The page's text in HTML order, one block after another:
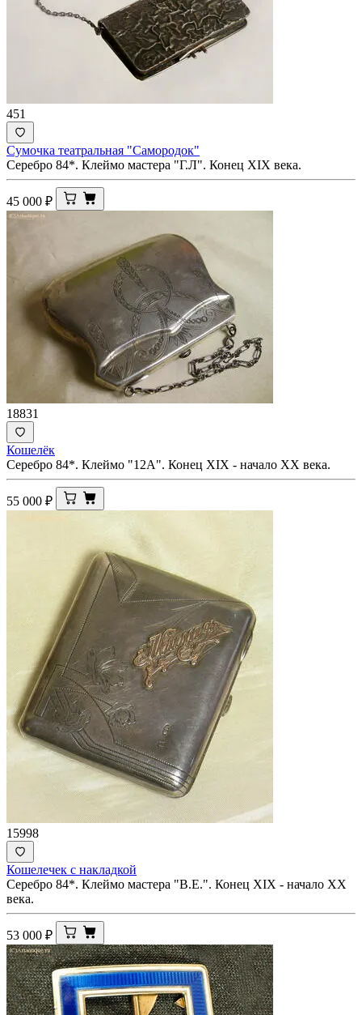
451
Сумочка театральная "Самородок"
Серебро 84*. Клеймо мастера "Г.Л". Конец XIX века.
45 000 ₽
18831
Кошелёк
Серебро 84*. Клеймо "12А". Конец XIX - начало ХХ века.
55 000 ₽
15998
Кошелечек с накладкой
Серебро 84*. Клеймо мастера "В.Е.". Конец XIX - начало ХХ
века.
53 000 ₽